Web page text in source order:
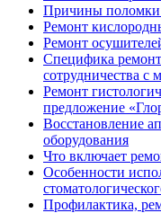
Причины поломки
Ремонт
Ремонт
Специфика
сотрудничества с
Ремонт
предложение
Восстановление
оборудования
Что включает
Особенности
Профилактика,